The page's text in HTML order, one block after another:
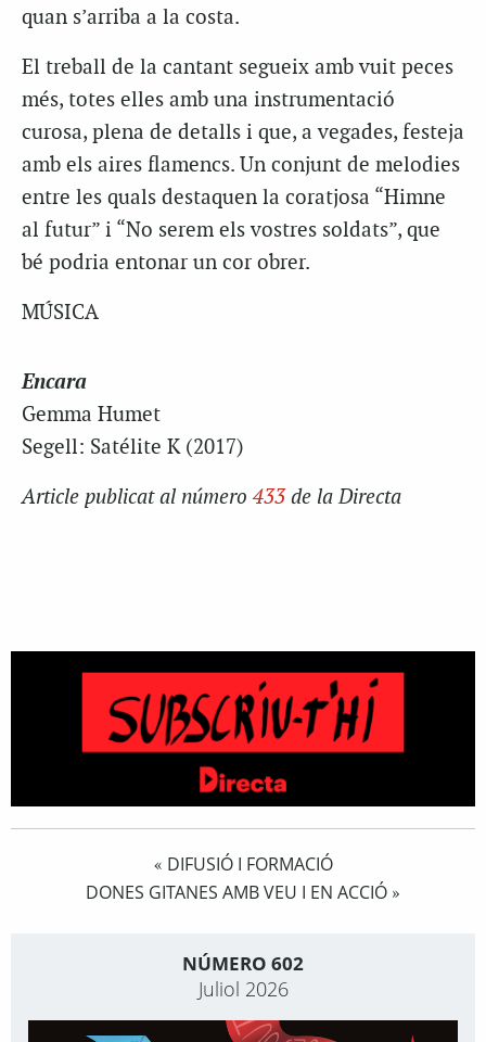
quan s’arriba a la costa.
El treball de la cantant segueix amb vuit peces
més, totes elles amb una instrumentació
curosa, plena de detalls i que, a vegades, festeja
amb els aires flamencs. Un conjunt de melodies
entre les quals destaquen la coratjosa “Himne
al futur” i “No serem els vostres soldats”, que
bé podria entonar un cor obrer.
MÚSICA
Encara
Gemma Humet
Segell: Satélite K (2017)
Article publicat al número433de la Directa
« DIFUSIÓ I FORMACIÓ
DONES GITANES AMB VEU I EN ACCIÓ »
NÚMERO 602
Juliol 2026